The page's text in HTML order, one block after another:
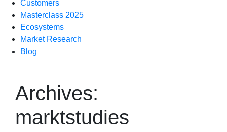
Customers
Masterclass 2025
Ecosystems
Market Research
Blog
Archives:
marktstudies